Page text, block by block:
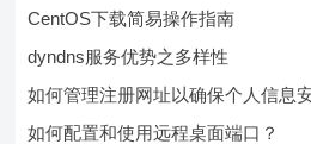
CentOS下载简易操作指南
dyndns服务优势之多样性
如何管理注册网址以确保个人信息
如何配置和使用远程桌面端口？